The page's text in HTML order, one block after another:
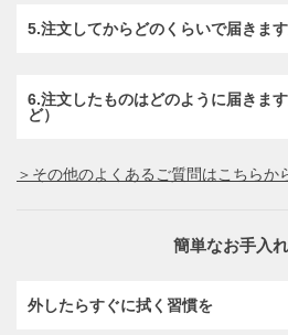
5.注文してからどのくらいで届きま
6.注文したものはどのように届きま
ど）
＞その他のよくあるご質問はこちらか
簡単なお手入
外したらすぐに拭く習慣を